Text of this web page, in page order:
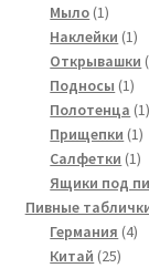
Мыло 11
товар
Наклейки 11
Открывашки
Подносы 11
Полотенца 11
Прищепки 11
Салфетки 11
Ящики под
Пивные
Германия 44
Китай 2525